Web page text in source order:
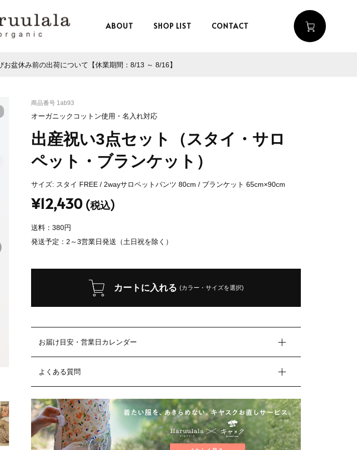
ABOUT SHOP LIST CONTACT
お盆休み前の出荷について【休業期間：8/13 ～ 8/16】
商品番号 1ab93
オーガニックコットン使用・名入れ対応
出産祝い3点セット（スタイ・サロ
ペット・ブランケット）
サイズ: スタイ FREE / 2wayサロペットパンツ 80cm / ブランケット 65cm×90cm
¥12,430 (税込)
送料：380円
発送予定： 2～3営業日発送（土日祝を除く）
カートに入れる (カラー・サイズを選択)
お届け目安・営業日カレンダー
よくある質問